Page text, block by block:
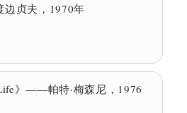
贞夫，1970年
》——帕特·梅森尼，1976